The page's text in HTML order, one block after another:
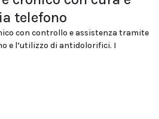
telefono
con controllo e assistenza tramite
e l’utilizzo di antidolorifici. I